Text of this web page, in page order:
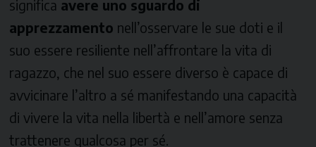
significa avere uno sguardo di
apprezzamento nell’osservare le sue doti e il
suo essere resiliente nell’affrontare la vita di
ragazzo, che nel suo essere diverso è capace di
avvicinare l’altro a sé manifestando una capacità
di vivere la vita nella libertà e nell’amore senza
trattenere qualcosa per sé.